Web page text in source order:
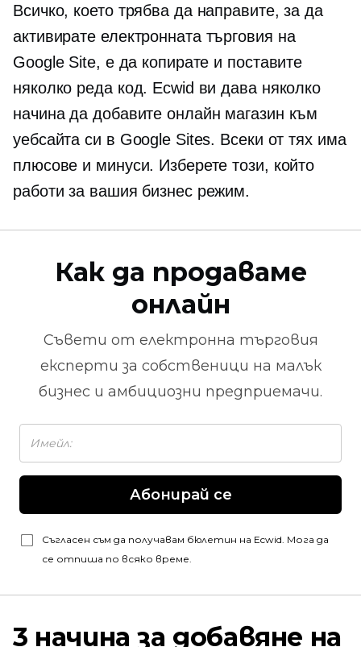
Всичко, което трябва да направите, за да
активирате електронната търговия на
Google Site, е да копирате и поставите
няколко реда код. Ecwid ви дава няколко
начина да добавите онлайн магазин към
уебсайта си в Google Sites. Всеки от тях има
плюсове и минуси. Изберете този, който
работи за вашия бизнес режим.
Как да продаваме
онлайн
Съвети от електронна търговия
експерти за собственици на малък
бизнес и амбициозни предприемачи.
Абонирай се
Съгласен съм да получавам бюлетин на Ecwid. Мога да
се отпиша по всяко време.
3 начина за добавяне на